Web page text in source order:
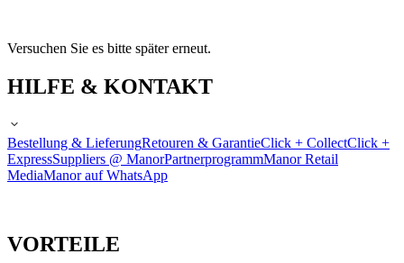
Versuchen Sie es bitte später erneut.
HILFE & KONTAKT
Bestellung & LieferungRetouren & GarantieClick + CollectClick +
ExpressSuppliers @ ManorPartnerprogrammManor Retail
MediaManor auf WhatsApp
VORTEILE